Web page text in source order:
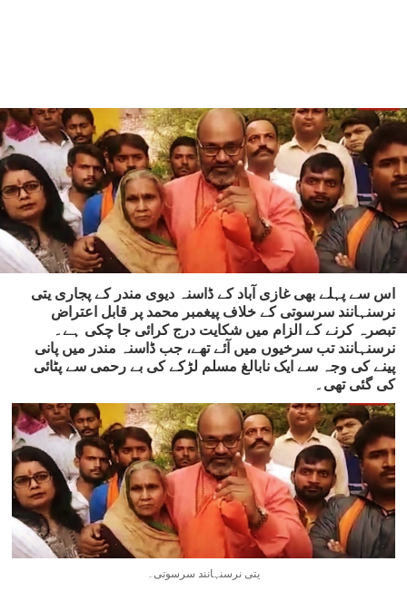
اس سے پہلے بھی غازی آباد کے ڈاسنہ دیوی مندر کے پجاری یتی
نرسنہانند سرسوتی کے خلاف پیغمبر محمد پر قابل اعتراض
تبصرہ کرنے کے الزام میں شکایت درج کرائی جا چکی ہے۔
نرسنہانند تب سرخیوں میں آئے تھے، جب ڈاسنہ مندر میں پانی
پینے کی وجہ سے ایک نابالغ مسلم لڑکے کی بے رحمی سے پٹائی
کی گئی تھی۔
یتی نرسنہانند سرسوتی۔